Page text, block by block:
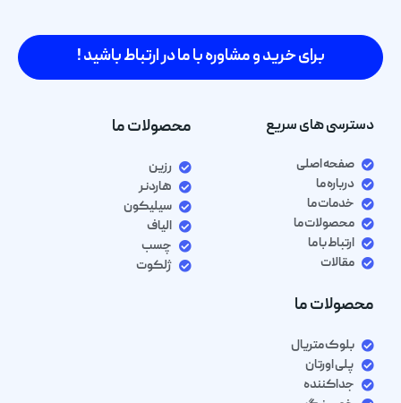
برای خرید و مشاوره با ما در ارتباط باشید !
دسترسی های سریع
صفحه اصلی
درباره ما
خدمات ما
محصولات ما
ارتباط با ما
مقالات
محصولات ما
رزین
هاردنر
سیلیکون
الیاف
چسب
ژلکوت
محصولات ما
بلوک متریال
پلی اورتان
جداکننده